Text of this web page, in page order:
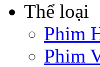
Thể loại
Phim
Phim